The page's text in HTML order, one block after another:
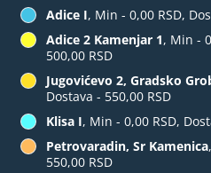
Adice I, Min - 0,00 RSD,
Adice 2 Kamenjar 1, Min -
500,00 RSD
Jugovićevo 2, Gradsko
Dostava - 550,00 RSD
Klisa I, Min - 0,00 RSD,
Petrovaradin, Sr Kamenica
550,00 RSD